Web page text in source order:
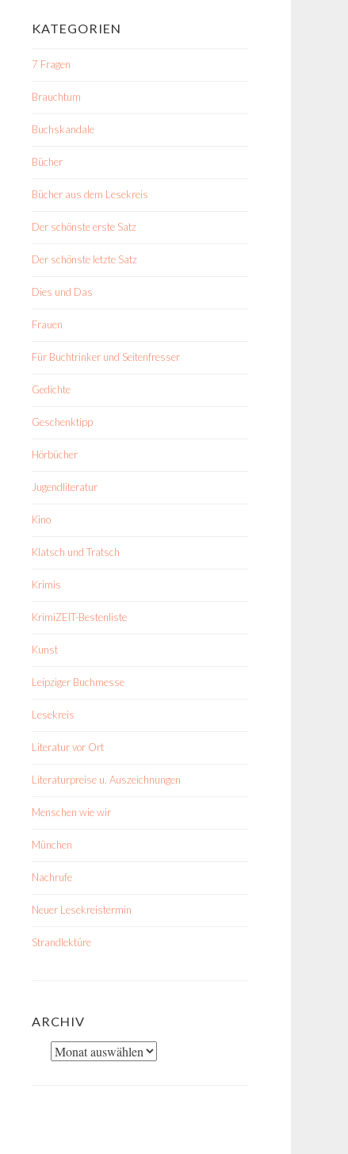
KATEGORIEN
7 Fragen
Brauchtum
Buchskandale
Bücher
Bücher aus dem Lesekreis
Der schönste erste Satz
Der schönste letzte Satz
Dies und Das
Frauen
Für Buchtrinker und Seitenfresser
Gedichte
Geschenktipp
Hörbücher
Jugendliteratur
Kino
Klatsch und Tratsch
Krimis
KrimiZEIT-Bestenliste
Kunst
Leipziger Buchmesse
Lesekreis
Literatur vor Ort
Literaturpreise u. Auszeichnungen
Menschen wie wir
München
Nachrufe
Neuer Lesekreistermin
Strandlektüre
ARCHIV
Archiv